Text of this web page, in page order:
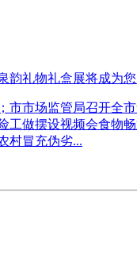
韵礼物礼盒展将成为
市市场监管局召开全
工做摆设视频会食物
村冒充伪劣...